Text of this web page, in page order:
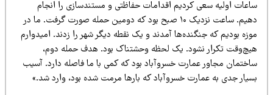
اولیه سعی کردیم اقدامات حفاظتی و مستندسازی را انجام
دهیم. ساعت نزدیک ۱۰ صبح بود که دومین حمله صورت گرفت. ما در
بودیم که جنگنده‌ها آمدند و یک نقطه دیگر شهر را زدند. امیدوارم
تکرار نشود. یک لحظه وحشتناک بود. هدف حمله دوم،
مجاور عمارت خسروآباد بود که کمی با ما فاصله دارد. آسیب
جدی به عمارت خسروآباد که بارها مرمت شده بود، وارد شد.»